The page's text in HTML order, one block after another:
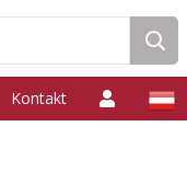
Kontakt